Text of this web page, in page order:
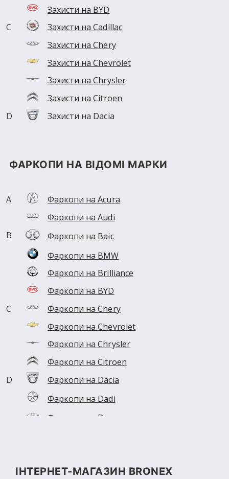
Захисти на BYD
Захисти на Cadillac
Захисти на Chery
Захисти на Chevrolet
Захисти на Chrysler
Захисти на Citroen
Захисти на Dacia
Захисти на Dodge
Захисти на Fiat
Захисти на Ford
Захисти на Geely
Захисти на Hyundai
Захисти на Infiniti
Захисти на JAC
Захисти на Jaguar
Захисти на Jeep
Захисти на KIA
Захисти на Lancia
ФАРКОПИ НА ВІДОМІ МАРКИ
Фаркопи на Acura
Фаркопи на Audi
Фаркопи на Baic
Фаркопи на BMW
Фаркопи на Brilliance
Фаркопи на BYD
Фаркопи на Chery
Фаркопи на Chevrolet
Фаркопи на Chrysler
Фаркопи на Citroen
Фаркопи на Dacia
Фаркопи на Dadi
Фаркопи на Daewoo
Фаркопи на Dodge
ІНТЕРНЕТ-МАГАЗИН BRONEX